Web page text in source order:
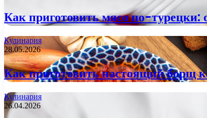
Как приготовить мясо по-турецки:
Кулинария
28.05.2026
Как приготовить настоящий
Кулинария
26.04.2026